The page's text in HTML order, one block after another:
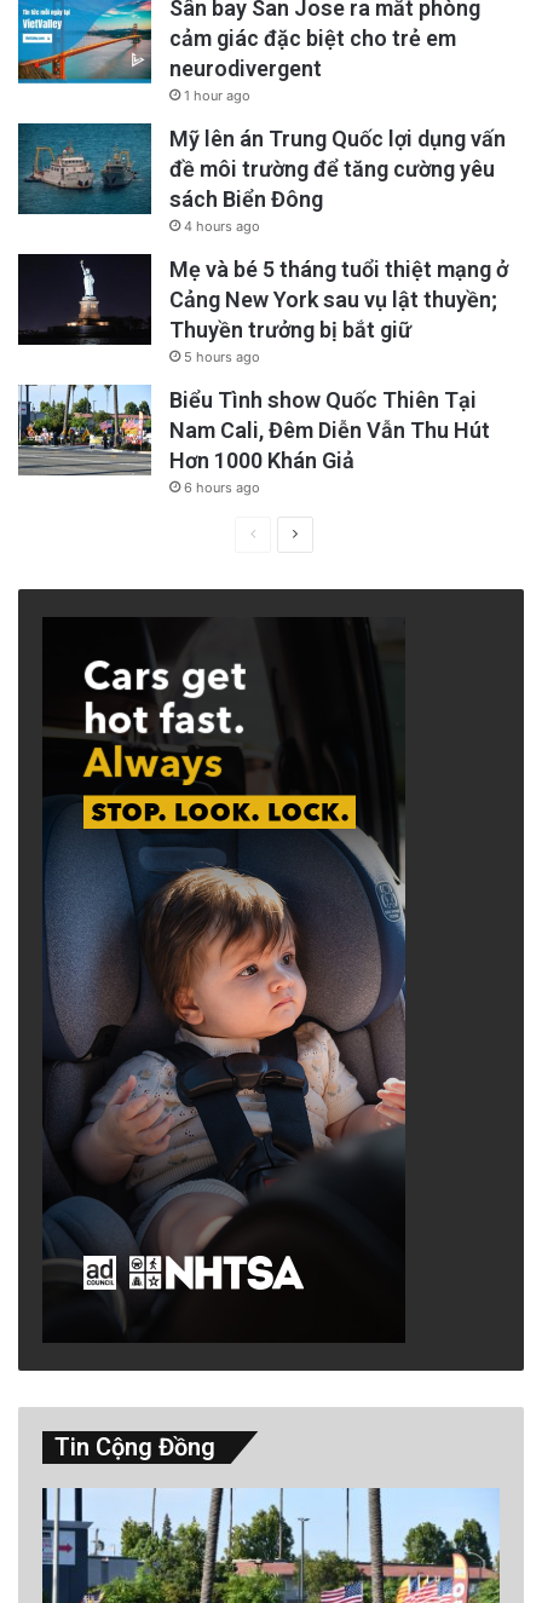
Sân bay San Jose ra mắt phòng
cảm giác đặc biệt cho trẻ em
neurodivergent
1 hour ago
Mỹ lên án Trung Quốc lợi dụng vấn
đề môi trường để tăng cường yêu
sách Biển Đông
4 hours ago
Mẹ và bé 5 tháng tuổi thiệt mạng ở
Cảng New York sau vụ lật thuyền;
Thuyền trưởng bị bắt giữ
5 hours ago
Biểu Tình show Quốc Thiên Tại
Nam Cali, Đêm Diễn Vẫn Thu Hút
Hơn 1000 Khán Giả
6 hours ago
PreviousNext
Tin Cộng Đồng